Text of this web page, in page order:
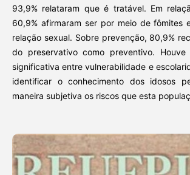
93,9% relataram que é tratável. Em
60,9% afirmaram ser por meio de fômites
relação sexual. Sobre prevenção, 80,9%
do preservativo como preventivo. Houve
significativa entre vulnerabilidade e
identificar o conhecimento dos idosos
maneira subjetiva os riscos que esta